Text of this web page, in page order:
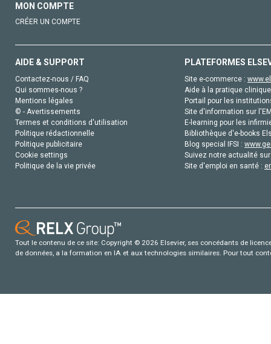
MON COMPTE
CRÉER UN COMPTE
AIDE & SUPPORT
Contactez-nous / FAQ
Qui sommes-nous ?
Mentions légales
© - Avertissements
Termes et conditions d'utilisation
Politique rédactionnelle
Politique publicitaire
Cookie settings
Politique de la vie privée
PLATEFORMES
Site e-commerce :
Aide à la pratique
Portail pour les
Site d'information sur
E-learning pour les
Bibliothèque d'e-books
Blog special IFSI :
Suivez notre actualité
Site d'emploi en santé :
Tout le contenu de ce site: Copyright © 2026 Elsevier, ses concédants de
de données, a la formation en IA et aux technologies similaires. Pour tout